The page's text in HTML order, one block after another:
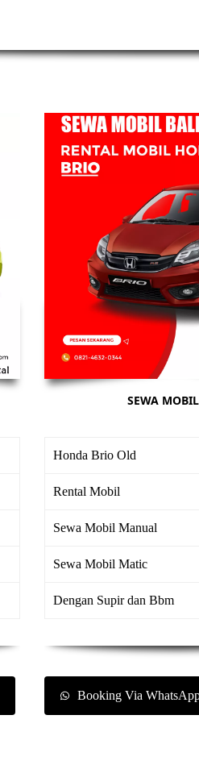
SEWA
Honda Brio Old
Rental Mobil
Sewa Mobil Manual
Sewa Mobil Matic
Dengan Supir dan Bbm
Booking Via